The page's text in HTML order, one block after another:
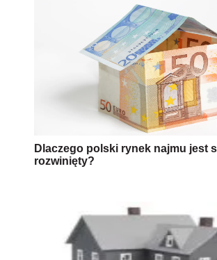
Dlaczego polski rynek najmu jest
rozwinięty?